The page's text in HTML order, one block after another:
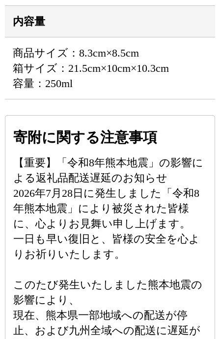
内容量
商品サイズ：8.3cm×8.5cm
箱サイズ：21.5cm×10cm×10.3cm
容量：250ml
寄附に関する注意事項
【重要】「令和8年熊本地震」の影響に
よる返礼品配送遅延のお知らせ
2026年7月28日に発生しました「令和8
年熊本地震」により被災された皆様
に、心よりお見舞い申し上げます。
一日も早い復旧と、皆様の安全を心よ
りお祈りいたします。
このたび発生いたしました熊本地震の
影響により、
現在、熊本県一部地域への配送が停
止、および九州全域への配送に遅延が